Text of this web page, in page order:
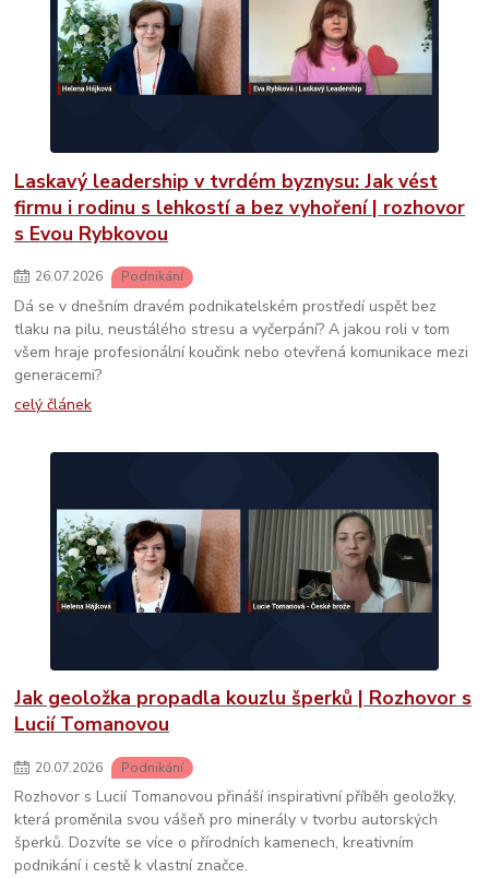
Laskavý leadership v tvrdém byznysu: Jak vést
firmu i rodinu s lehkostí a bez vyhoření | rozhovor
s Evou Rybkovou
26.07.2026 Podnikání
Dá se v dnešním dravém podnikatelském prostředí uspět bez
tlaku na pilu, neustálého stresu a vyčerpání? A jakou roli v tom
všem hraje profesionální koučink nebo otevřená komunikace mezi
generacemi?
celý článek
Jak geoložka propadla kouzlu šperků | Rozhovor s
Lucií Tomanovou
20.07.2026 Podnikání
Rozhovor s Lucií Tomanovou přináší inspirativní příběh geoložky,
která proměnila svou vášeň pro minerály v tvorbu autorských
šperků. Dozvíte se více o přírodních kamenech, kreativním
podnikání i cestě k vlastní značce.